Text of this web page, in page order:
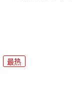
最热